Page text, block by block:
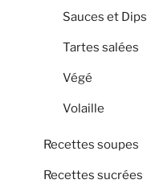
Sauces et Dips
Tartes salées
Végé
Volaille
Recettes soupes
Recettes sucrées